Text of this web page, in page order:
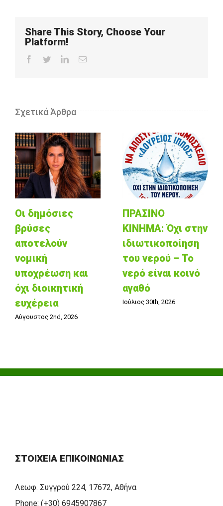
Share This Story, Choose Your
Platform!
Facebook
TwitterLinkedInEmail
Σχετικά Άρθρα
Οι δημόσιες
βρύσες
αποτελούν
νομική
υποχρέωση και
όχι διοικητική
ευχέρεια
Αύγουστος 2nd, 2026
ΠΡΑΣΙΝΟ
ΚΙΝΗΜΑ: Όχι στην
ιδιωτικοποίηση
του νερού – Το
νερό είναι κοινό
αγαθό
Ιούλιος 30th, 2026
ΣΤΟΙΧΕΊΑ ΕΠΙΚΟΙΝΩΝΊΑΣ
Λεωφ. Συγγρού 224, 17672, Αθήνα
Phone: (+30) 6945907867